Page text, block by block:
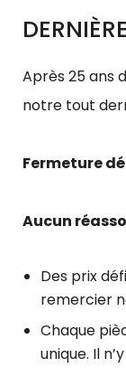
Après 25 ans
notre tout
Fermeture
Aucun
Des prix
remercier
Chaque
unique. Il